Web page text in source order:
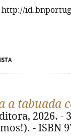
a tabuada
2026. -
- ISBN